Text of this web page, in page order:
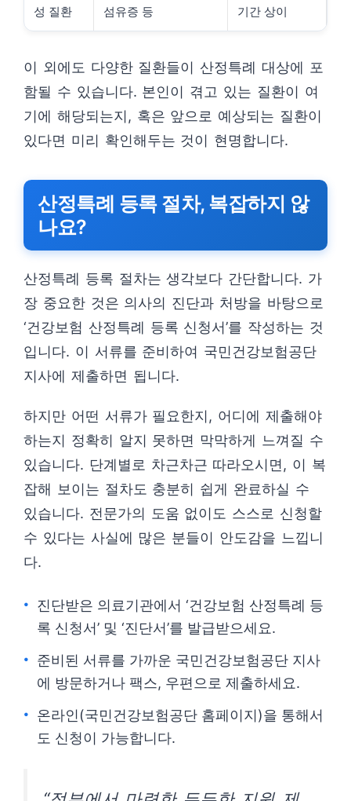
성 질환
섬유증 등
기간 상이
이 외에도 다양한 질환들이 산정특례 대상에 포
함될 수 있습니다. 본인이 겪고 있는 질환이 여
기에 해당되는지, 혹은 앞으로 예상되는 질환이
있다면 미리 확인해두는 것이 현명합니다.
산정특례 등록 절차, 복잡하지 않
나요?
산정특례 등록 절차는 생각보다 간단합니다. 가
장 중요한 것은 의사의 진단과 처방을 바탕으로
‘건강보험 산정특례 등록 신청서’를 작성하는 것
입니다. 이 서류를 준비하여 국민건강보험공단
지사에 제출하면 됩니다.
하지만 어떤 서류가 필요한지, 어디에 제출해야
하는지 정확히 알지 못하면 막막하게 느껴질 수
있습니다. 단계별로 차근차근 따라오시면, 이 복
잡해 보이는 절차도 충분히 쉽게 완료하실 수
있습니다. 전문가의 도움 없이도 스스로 신청할
수 있다는 사실에 많은 분들이 안도감을 느낍니
다.
진단받은 의료기관에서 ‘건강보험 산정특례 등
록 신청서’ 및 ‘진단서’를 발급받으세요.
준비된 서류를 가까운 국민건강보험공단 지사
에 방문하거나 팩스, 우편으로 제출하세요.
온라인(국민건강보험공단 홈페이지)을 통해서
도 신청이 가능합니다.